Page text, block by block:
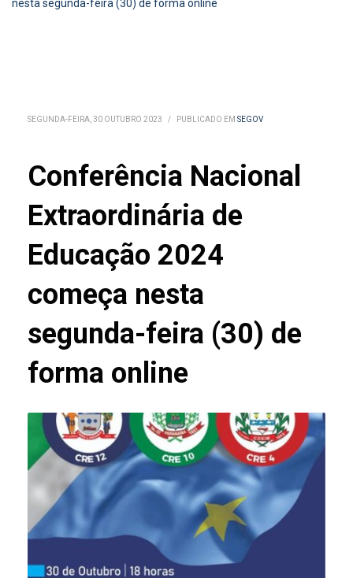
nesta segunda-feira (30) de forma online
SEGUNDA-FEIRA, 30 OUTUBRO 2023 / PUBLICADO EM SEGOV
Conferência Nacional
Extraordinária de
Educação 2024
começa nesta
segunda-feira (30) de
forma online